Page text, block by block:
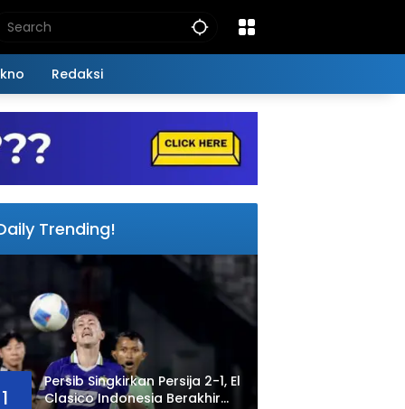
Redaksi
Trending!
1
Persib Singkirkan Persija 2-1, El
Clasico Indonesia Berakhir